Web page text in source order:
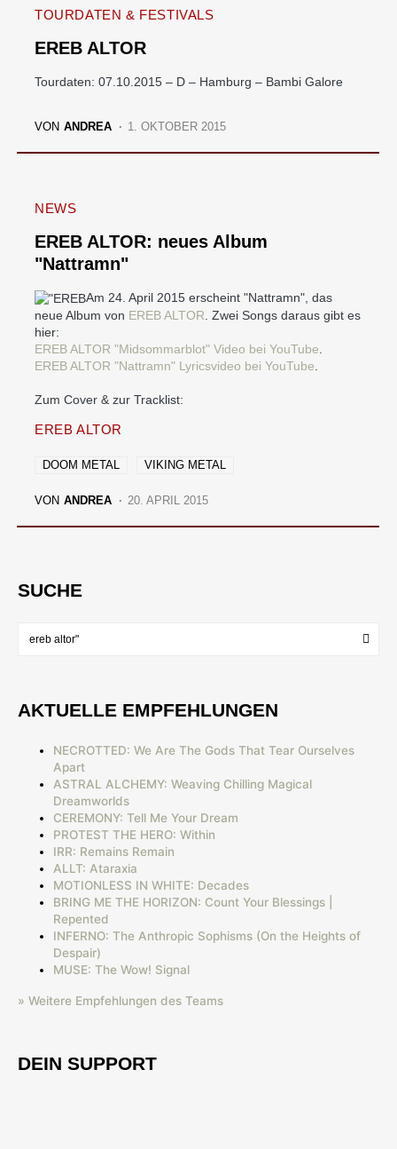
TOURDATEN & FESTIVALS
EREB ALTOR
Tourdaten: 07.10.2015 – D – Hamburg – Bambi Galore
VON ANDREA 1. OKTOBER 2015
NEWS
EREB ALTOR: neues Album
"Nattramn"
Am 24. April 2015 erscheint "Nattramn", das
neue Album von EREB ALTOR . Zwei Songs daraus gibt es
hier:
EREB ALTOR "Midsommarblot" Video bei YouTube
EREB ALTOR "Nattramn" Lyricsvideo bei YouTube
Zum Cover & zur Tracklist:
EREB ALTOR
DOOM METAL VIKING METAL
VON ANDREA 20. APRIL 2015
SUCHE
AKTUELLE EMPFEHLUNGEN
NECROTTED: We Are The Gods That Tear Ourselves
Apart
ASTRAL ALCHEMY: Weaving Chilling Magical
Dreamworlds
CEREMONY: Tell Me Your Dream
PROTEST THE HERO: Within
IRR: Remains Remain
ALLT: Ataraxia
MOTIONLESS IN WHITE: Decades
BRING ME THE HORIZON: Count Your Blessings |
Repented
INFERNO: The Anthropic Sophisms (On the Heights of
Despair)
MUSE: The Wow! Signal
» Weitere Empfehlungen des Teams
DEIN SUPPORT